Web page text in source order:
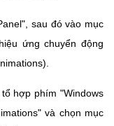
sau đó vào mục
ứng chuyển động
hợp phím "Windows
và chọn mục